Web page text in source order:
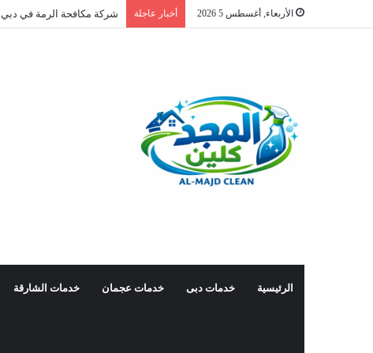
الأربعاء, أغسطس 5 2026 أخبار عاجلة شركة مكافحة الرمة في دبي
الرئيسية خدمات دبى خدمات عجمان خدمات الشارقة